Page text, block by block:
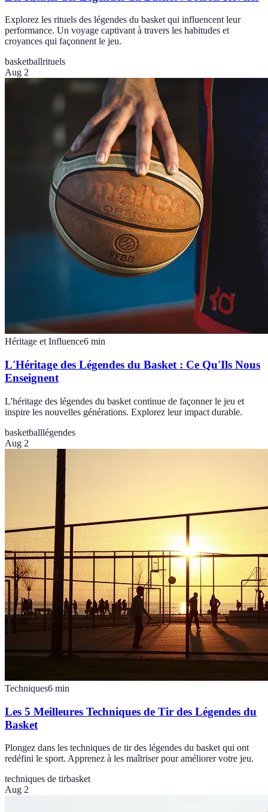
Explorez les rituels des légendes du basket qui influencent leur
performance. Un voyage captivant à travers les habitudes et
croyances qui façonnent le jeu.
basketballrituels
Aug 2
Héritage et Influence6 min
L'Héritage des Légendes du Basket : Ce Qu'Ils Nous
Enseignent
L'héritage des légendes du basket continue de façonner le jeu et
inspire les nouvelles générations. Explorez leur impact durable.
basketballlégendes
Aug 2
Techniques6 min
Les 5 Meilleures Techniques de Tir des Légendes du
Basket
Plongez dans les techniques de tir des légendes du basket qui ont
redéfini le sport. Apprenez à les maîtriser pour améliorer votre jeu.
techniques de tirbasket
Aug 2